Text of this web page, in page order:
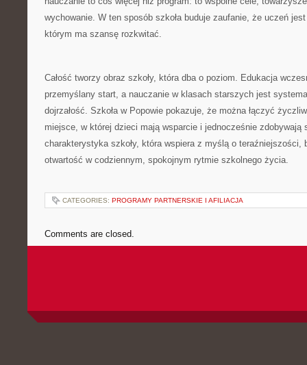
wychowanie. W ten sposób szkoła buduje zaufanie, że uczeń
którym ma szansę rozkwitać.
Całość tworzy obraz szkoły, która dba o poziom. Edukacja
przemyślany start, a nauczanie w klasach starszych jest
dojrzałość. Szkoła w Popowie pokazuje, że można łączyć
miejsce, w której dzieci mają wsparcie i jednocześnie zdobywają
charakterystyka szkoły, która wspiera z myślą o teraźniejszości,
otwartość w codziennym, spokojnym rytmie szkolnego życia.
CATEGORIES: PROGRAMY PARTNERSKIE I AFILIACJA
Comments are closed.